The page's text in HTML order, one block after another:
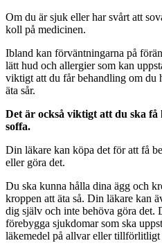
Om du är sjuk eller har svårt att
koll på medicinen.
Ibland kan förväntningarna på
lätt hud och allergier som kan
viktigt att du får behandling om du
äta sår.
Det är också viktigt att du ska
soffa.
Din läkare kan köpa det för att få
eller göra det.
Du ska kunna hålla dina ägg och
kroppen att äta så. Din läkare kan
dig själv och inte behöva göra det.
förebygga sjukdomar som ska
läkemedel på allvar eller tillförlitligt